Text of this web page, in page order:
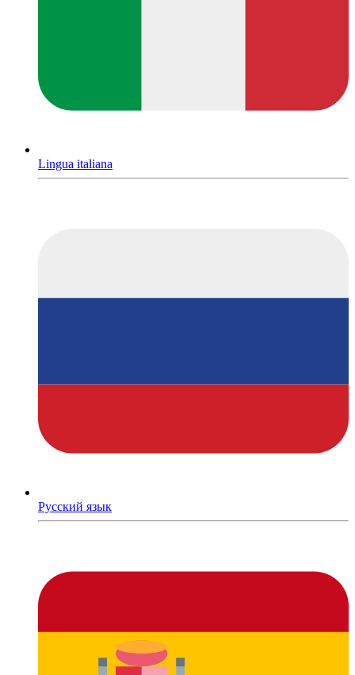
Lingua italiana
Русский язык